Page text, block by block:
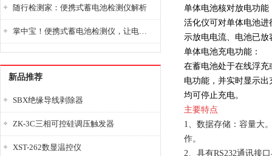
随行检测家：便携式蓄电池检测仪解析
掌中宝！便携式蓄电池检测仪，让电池检测变得简单又快捷！
新品推荐
SBX绝缘导线剥除器
ZK-3C三相可控硅调压触发器
XST-262数显温控仪
单体电池核对放电功能
活化仪可对单体电池
示放电电流、电池已
单体电池充电功能：
在蓄电池处于在线浮
电功能，并实时显示
均可停止充电。
主要特点
1、数据存储：容量大
作。
2、具有RS232通讯接